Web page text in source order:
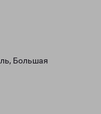
Большая